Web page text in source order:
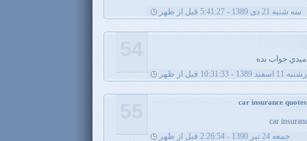
سه شنبه 21 دی 1389 - 5:41:27 قبل از ظهر
ميدي جواب بده
1389 - 10:31:33 قبل از ظهر
car
جمعه 24 تیر 1390 - 2:26:54 قبل از ظهر